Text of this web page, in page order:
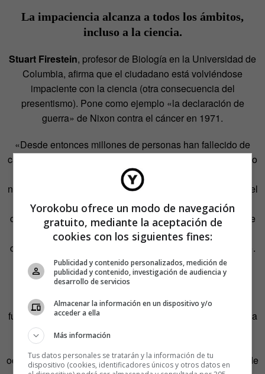
La impaciencia alcanza a todos los ámbitos,
incluso a la ciencia.
Stuart Firestein, profesor de Biología en la Universidad de
Columbia, afirma que el ciudadano está volviéndose
impaciente con la ciencia (otra consecuencia del
presentismo). Pone como ejemplo «la declaración de
guerra» de Nixon contra el cáncer en 1971.
«Desde entonces millones de personas han fallecido de
cáncer», escribe Firestein. «Suena mal, pero hemos curado
muchos cánceres previamente fatales e impedido un
número desconocido de casos». Firestein señala que por el
camino ha mejorado la fabricación de medicamentos, la
comprensión del sistema inmunológico y cómo se produce
el envejecimiento. «Sin embargo, esta guerra contra el
cáncer es más conocida por los dólares gastados en ella».
Leo M. Chalupa cuenta una anécdota:
«Un abogado me preguntó si todavía investigaba cómo
funciona el cerebro. Cuando dije que todavía lo investigaba
se sorprendió. Pensaba que después de diez años de
esfuerzo lo habría descubierto. En ese momento, se me
ocurrió que este hombre muy culto no tenía conocimiento de
Yorokobu ofrece un modo de navegación
gratuito, mediante la aceptación de
cookies con los siguientes fines:
Publicidad y contenido personalizados, medición de
publicidad y contenido, investigación de audiencia y
desarrollo de servicios
Almacenar la información en un dispositivo y/o
acceder a ella
Más información
Tus datos personales se tratarán y la información de tu
dispositivo (cookies, identificadores únicos y otros datos en